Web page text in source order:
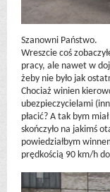
Szanowni Państwo.
Wreszcie coś
pracy, ale nawet w
żeby nie było jak
Chociaż winien
ubezpieczycielami
płacić? A tak bym
skończyło na jakimś
powiedziałbym
prędkością 90 km/h